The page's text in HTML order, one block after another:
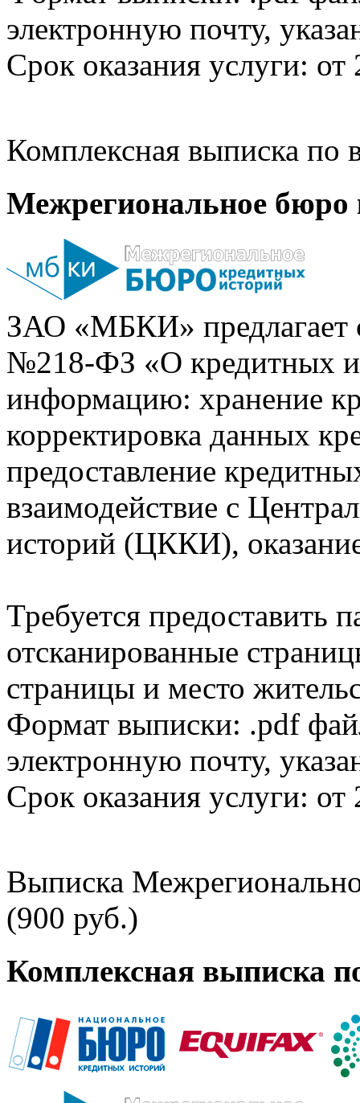
электронную почту,
Срок оказания услуги: от
Комплексная выписка
Межрегиональное бюро
ЗАО «МБКИ» предлагает
№218-ФЗ «О кредитных
информацию: хранение
корректировка данных
предоставление
взаимодействие с
историй (ЦККИ),
Требуется предоставить
отсканированные
страницы и место
Формат выписки: .pdf
электронную почту,
Срок оказания услуги: от
Выписка
(900 руб.)
Комплексная выписка